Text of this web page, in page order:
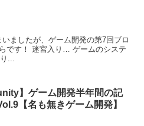
ましたが、ゲーム開発の第7回ブロ
です！ 迷宮入り… ゲームのシステ
...
】ゲーム開発半年間の記
【名も無きゲーム開発】